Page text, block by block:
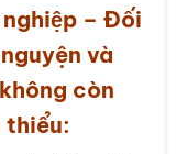
– Đối
và
còn
thiểu: